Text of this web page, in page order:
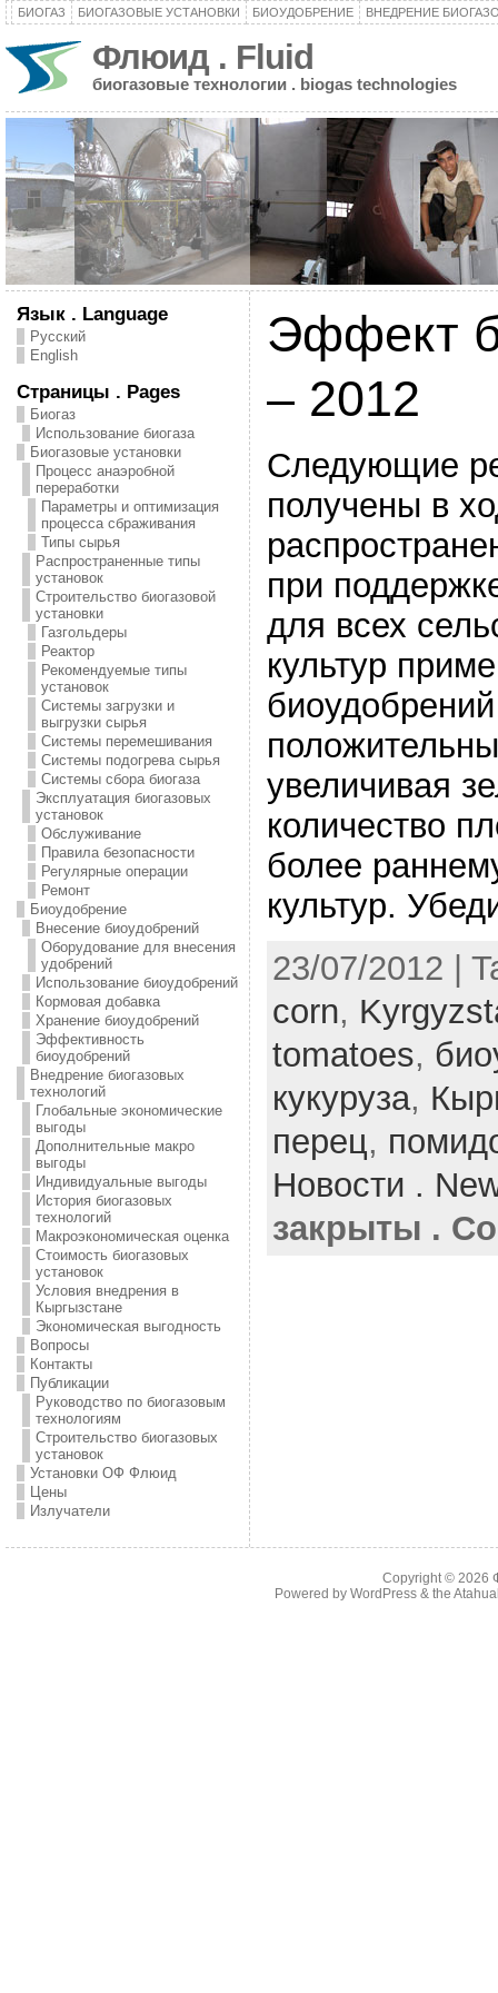
БИОГАЗ БИОГАЗОВЫЕ УСТАНОВКИ БИОУДОБРЕНИЕ ВНЕДРЕНИЕ
Флюид . Fluid
биогазовые технологии . biogas technologies
Язык . Language
Русский
English
Страницы . Pages
Биогаз
Использование биогаза
Биогазовые установки
Процесс анаэробной
переработки
Параметры и оптимизация
процесса сбраживания
Типы сырья
Распространенные типы
установок
Строительство биогазовой
установки
Газгольдеры
Реактор
Рекомендуемые типы
установок
Системы загрузки и
выгрузки сырья
Системы перемешивания
Системы подогрева сырья
Системы сбора биогаза
Эксплуатация биогазовых
установок
Обслуживание
Правила безопасности
Регулярные операции
Ремонт
Биоудобрение
Внесение биоудобрений
Оборудование для внесения
удобрений
Использование биоудобрений
Кормовая добавка
Хранение биоудобрений
Эффективность
биоудобрений
Внедрение биогазовых
технологий
Глобальные экономические
выгоды
Дополнительные макро
выгоды
Индивидуальные выгоды
История биогазовых
технологий
Макроэкономическая оценка
Стоимость биогазовых
установок
Условия внедрения в
Кыргызстане
Экономическая выгодность
Вопросы
Контакты
Публикации
Руководство по биогазовым
технологиям
Строительство биогазовых
установок
Установки ОФ Флюид
Цены
Излучатели
Эффект
– 2012
Следующие
получены в
при
для всех
культур
увеличивая
количество
более
культур.
23/07/2012 |
corn,
tomatoes,
кукуруза,
перец,
Новости .
закрыты .
Copyright © 2026
Powered by WordPress& the